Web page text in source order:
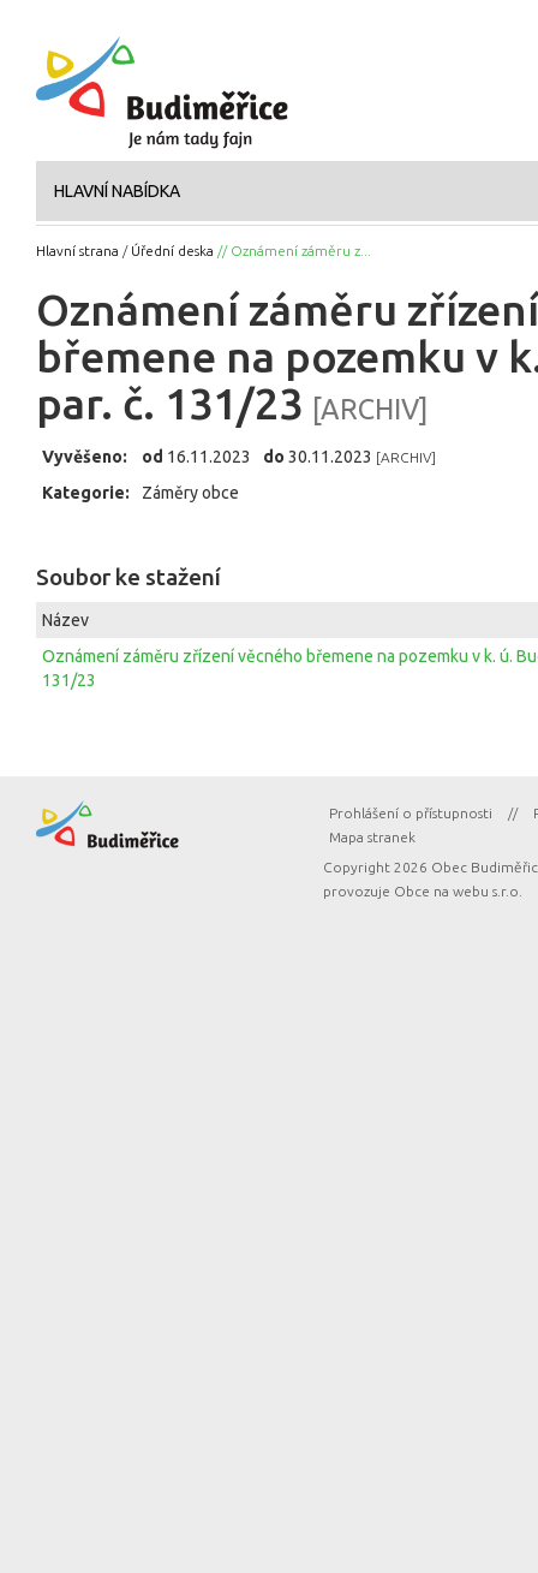
HLAVNÍ NABÍDKA
Hlavní strana / Úřední deska // Oznámení záměru z...
Oznámení záměru
břemene na pozemku v
par. č. 131/23 [ARCHIV]
Vyvěšeno: od 16.11.2023 do 30.11.2023 [ARCHIV]
Kategorie: Záměry obce
Soubor ke stažení
Název
Oznámení záměru zřízení věcného břemene na pozemku v k. ú.
131/23
Prohlášení o přístupnosti //
Mapa stranek
Copyright 2026 Obec
provozuje Obce na webu s.r.o.